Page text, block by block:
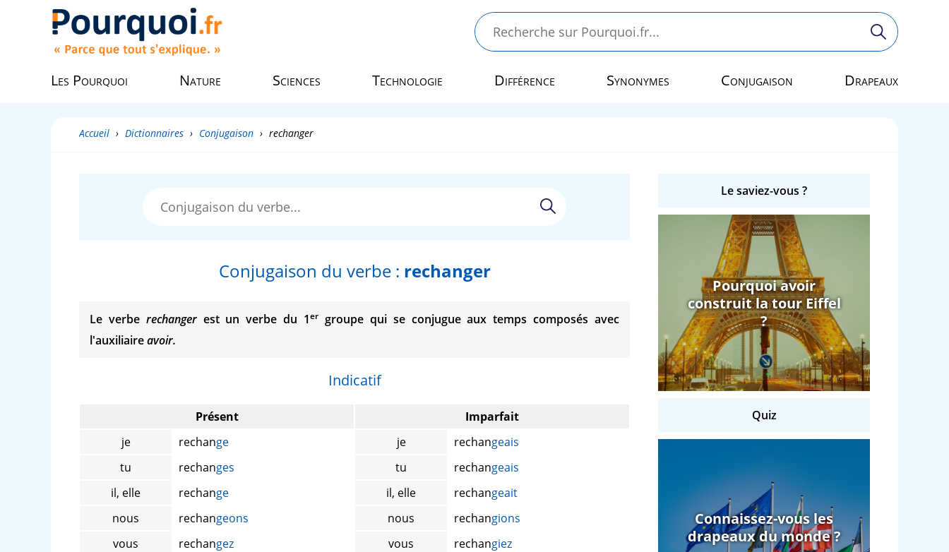
Les Pourquoi Nature Sciences Technologie Différence Synonymes Conjugaison Drapeaux
Accueil › Dictionnaires › Conjugaison › rechanger
Conjugaison du verbe : rechanger
Le verbe rechangerest un verbe du 1er groupe qui se conjugue aux temps composés avec
l'auxiliaireavoir.
Indicatif
Présent
je
rechange
tu
rechanges
il, elle
rechange
nous
rechangeons
vous
rechangez
Imparfait
je
rechangeais
tu
rechangeais
il, elle
rechangeait
nous
rechangions
vous
rechangiez
Le saviez-vous ?
Pourquoi avoir
construit la tour Eiffel
?
Quiz
Connaissez-vous les
drapeaux du monde ?